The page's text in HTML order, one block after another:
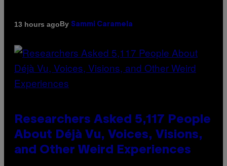
13 hours agoBy Sammi Caramela
Researchers Asked 5,117 People
About Déjà Vu, Voices, Visions,
and Other Weird Experiences